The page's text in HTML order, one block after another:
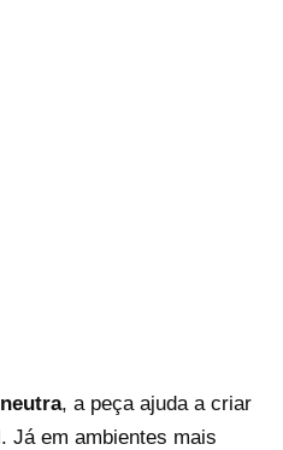
, a peça ajuda a criar
Já em ambientes mais